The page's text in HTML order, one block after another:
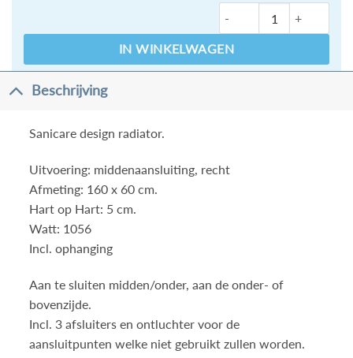
IN WINKELWAGEN
Beschrijving
Sanicare design radiator.
Uitvoering: middenaansluiting, recht
Afmeting: 160 x 60 cm.
Hart op Hart: 5 cm.
Watt: 1056
Incl. ophanging
Aan te sluiten midden/onder, aan de onder- of
bovenzijde.
Incl. 3 afsluiters en ontluchter voor de
aansluitpunten welke niet gebruikt zullen worden.